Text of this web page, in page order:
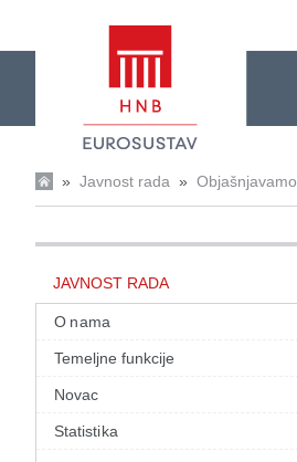
» Javnost rada » Objašnjavamo
JAVNOST RADA
O nama
Temeljne funkcije
Novac
Statistika